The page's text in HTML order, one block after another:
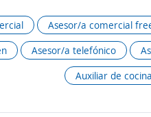
Asesor/a comercial
Asesor/a telefónico
Auxiliar de cocina